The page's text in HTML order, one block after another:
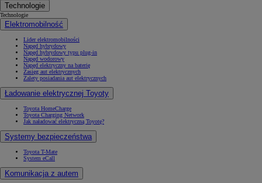
Technologie
Technologie
Elektromobilność
Lider elektromobilności
Napęd hybrydowy
Napęd hybrydowy typu plug-in
Napęd wodorowy
Napęd elektryczny na baterię
Zasięg aut elektrycznych
Zalety posiadania aut elektrycznych
Ładowanie elektrycznej Toyoty
Toyota HomeCharge
Toyota Charging Network
Jak naładować elektryczną Toyotę?
Systemy bezpieczeństwa
Toyota T-Mate
System eCall
Komunikacja z autem